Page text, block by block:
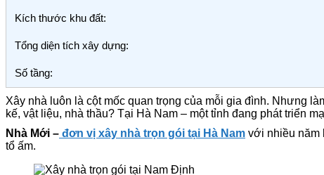
Kích thước khu đất:
Tổng diện tích xây dựng:
Số tầng:
Xây nhà luôn là cột mốc quan trọng của mỗi gia đình. Nhưng
kế, vật liệu, nhà thầu? Tại Hà Nam – một tỉnh đang phát triển
Nhà Mới – đơn vị xây nhà trọn gói tại Hà Nam với nhiều năm
tổ ấm.